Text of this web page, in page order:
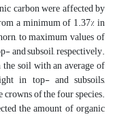
carbon were affected by
a minimum of 1.37% in
to maximum values of
and subsoil, respectively.
soil with an average of
in top- and subsoils,
crowns of the four species.
the amount of organic